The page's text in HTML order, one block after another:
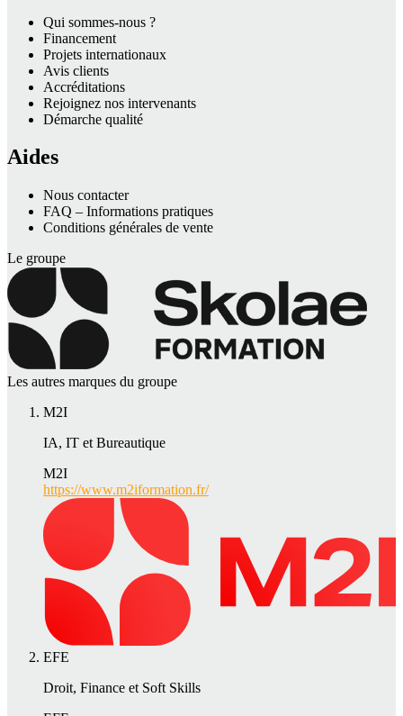
Qui sommes-nous ?
Financement
Projets internationaux
Avis clients
Accréditations
Rejoignez nos intervenants
Démarche qualité
Aides
Nous contacter
FAQ – Informations pratiques
Conditions générales de vente
Le groupe
Les autres marques du groupe
M2I
IA, IT et Bureautique
M2I
https://www.m2iformation.fr/
EFE
Droit, Finance et Soft Skills